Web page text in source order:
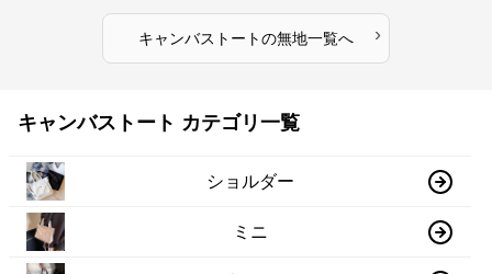
キャンバストートの無地一覧へ ›
キャンバストート カテゴリ一覧
ショルダー
ミニ